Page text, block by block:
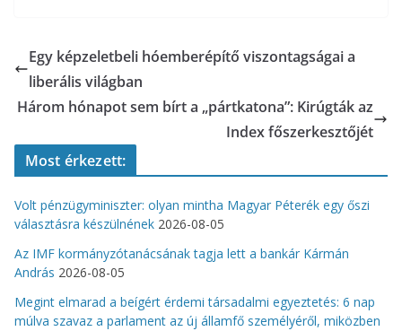
Egy képzeletbeli hóemberépítő viszontagságai a
liberális világban
Három hónapot sem bírt a „pártkatona”: Kirúgták az
Index főszerkesztőjét
Most érkezett:
Volt pénzügyminiszter: olyan mintha Magyar Péterék egy őszi
választásra készülnének 2026-08-05
Az IMF kormányzótanácsának tagja lett a bankár Kármán
András 2026-08-05
Megint elmarad a beígért érdemi társadalmi egyeztetés: 6 nap
múlva szavaz a parlament az új államfő személyéről, miközben